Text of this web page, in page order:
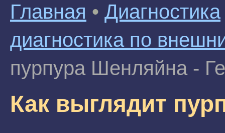
Главная • Диагностика
диагностика по
пурпура Шенляйна -
Как выглядит